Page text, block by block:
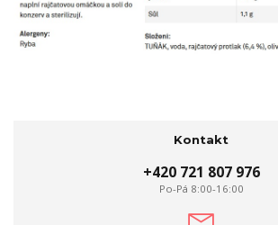
Kontakt
+420 721 807 976
Po-Pá 8:00-16:00